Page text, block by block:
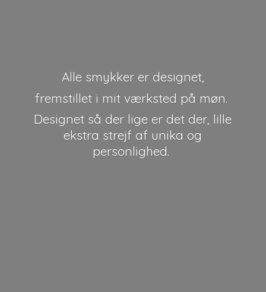
Alle smykker er designet,
fremstillet i mit værksted på møn.
Designet så der lige er det der, lille
ekstra strejf af unikaog
personlighed.